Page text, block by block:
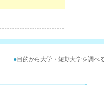
●目的から大学・短期大学を調べ